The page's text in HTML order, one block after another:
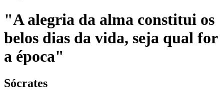
"A alegria da alma constitui os
belos dias da vida, seja qual for
a época"
Sócrates